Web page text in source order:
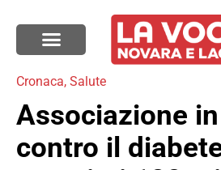
Cronaca, Salute
Associazione
contro il